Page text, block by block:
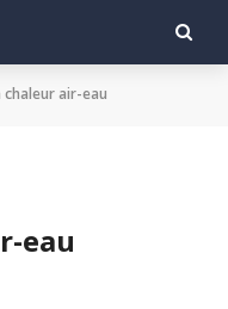
chaleur air-eau
eau